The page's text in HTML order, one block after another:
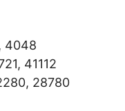
4048
41112
28780